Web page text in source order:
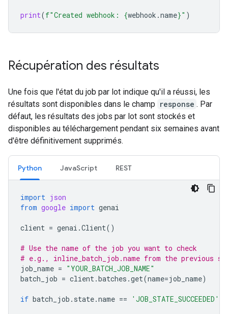
print(f"Created webhook: {webhook .name}" )
Récupération des résultats
Une fois que l'état du job par lot indique qu'il a réussi, les
résultats sont disponibles dans le champ response . Par
défaut, les résultats des jobs par lot sont stockés et
disponibles au téléchargement pendant six semaines avant
d'être définitivement supprimés.
Python JavaScript REST
import json
from google import genai
client = genai .Client()
# Use the name of the job you want to check
# e.g., inline_batch_job.name from the previous
job_name = "YOUR_BATCH_JOB_NAME"
batch_job = client.batches .get(name=job_name)
if batch_job . state.name == 'JOB_STATE_SUCCEEDED'